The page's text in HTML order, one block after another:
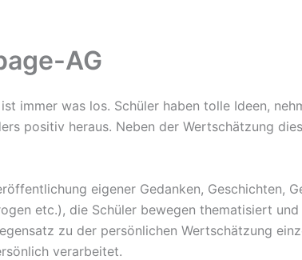
AG
immer was los. Schüler haben tolle Ideen,
positiv heraus. Neben der Wertschätzung
eigener Gedanken, Geschichten,
etc.), die Schüler bewegen thematisiert
zu der persönlichen Wertschätzung
verarbeitet.